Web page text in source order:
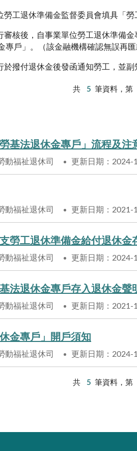
勞工退休準備金監督委員會填具「
審核後，自事業單位勞工退休準備
專戶」 。 （該金融機構確認無誤再
於撥付退休金後發函通知勞工，並
共 5 筆資料，第
基法退休金專戶」流程及注
動福祉退休司 更新日期：2024-
動福祉退休司 更新日期：2021-
勞工退休準備金給付退休金
動福祉退休司 更新日期：2024-
法退休金專戶存入退休金聲
動福祉退休司 更新日期：2021-
金專戶」開戶須知
動福祉退休司 更新日期：2024-
共 5 筆資料，第